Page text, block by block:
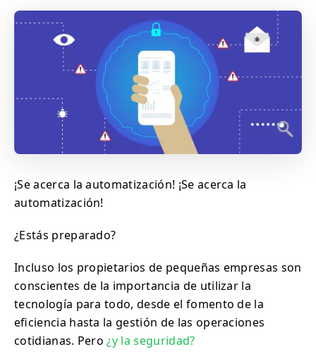
¡Se acerca la automatización! ¡Se acerca la
automatización!
¿Estás preparado?
Incluso los propietarios de pequeñas empresas son
conscientes de la importancia de utilizar la
tecnología para todo, desde el fomento de la
eficiencia hasta la gestión de las operaciones
cotidianas. Pero¿y la seguridad?